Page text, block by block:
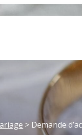
> Demande
Nos
Numéro